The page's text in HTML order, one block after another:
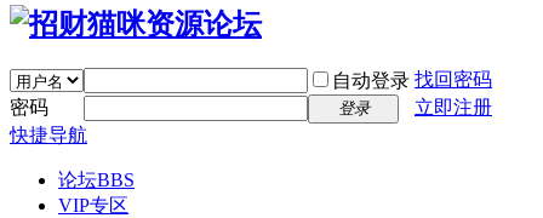
自动登录 找回密码
密码
登录
立即注册
快捷导航
论坛BBS
VIP专区